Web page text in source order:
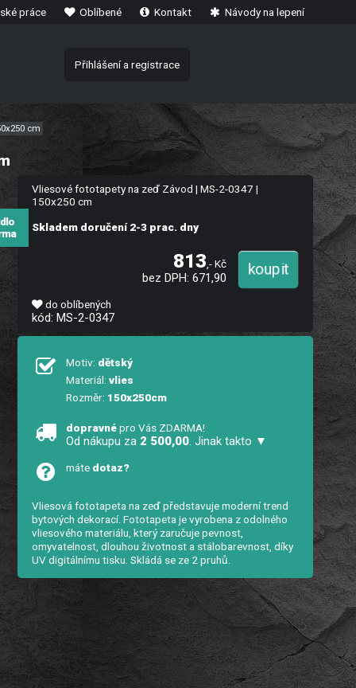
Vliesové fototapety na zeď Závod | MS-2-0347 |
150x250 cm
Skladem doručení 2-3 prac. dny
813 ,- Kč
bez DPH: 671,90
do oblíbených
kód: MS-2-0347
Motiv: dětský
Materiál:vlies
Rozměr: 150x250cm
dopravnépro Vás ZDARMA!
Od nákupu za 2 500,00. Jinak takto ▼
máte dotaz?
Vliesová fototapeta na zeď představuje moderní trend
bytových dekorací. Fototapeta je vyrobena z odolného
vliesového materiálu, který zaručuje pevnost,
omyvatelnost, dlouhou životnost a stálobarevnost, díky
UV digitálnímu tisku. Skládá se ze 2 pruhů.
práce Oblíbené Kontakt Návody na lepení
cm
Přihlášení a registrace